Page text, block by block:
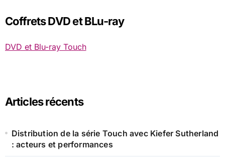
r
c
e
Coffrets DVD et BLu-ray
DVD et Blu-ray Touch
Articles récents
Distribution de la série Touch avec Kiefer Sutherland
: acteurs et performances